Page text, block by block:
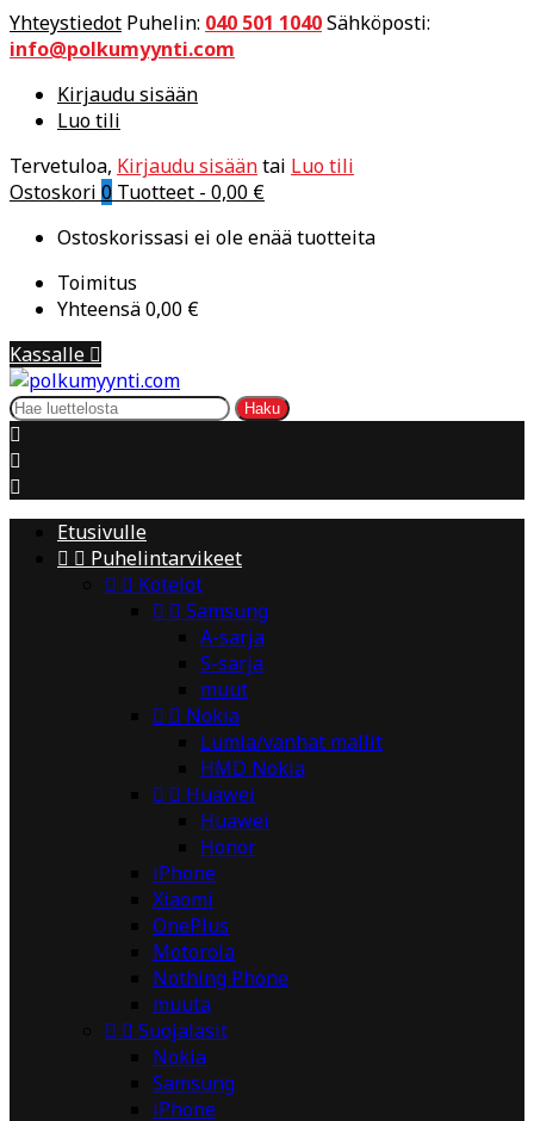
Yhteystiedot Puhelin: 040 501 1040Sähköposti:
info@polkumyynti.com
Kirjaudu sisään
Luo tili
Tervetuloa, Kirjaudu sisääntai Luo tili
Ostoskori 0 Tuotteet - 0,00 €
Ostoskorissasi ei ole enää tuotteita
Toimitus
Yhteensä0,00 €
Kassalle 
Haku



Etusivulle
  Puhelintarvikeet
  Kotelot
  Samsung
A-sarja
S-sarja
muut
  Nokia
Lumia/vanhat mallit
HMD Nokia
  Huawei
Huawei
Honor
iPhone
Xiaomi
OnePlus
Motorola
Nothing Phone
muuta
  Suojalasit
Nokia
Samsung
iPhone